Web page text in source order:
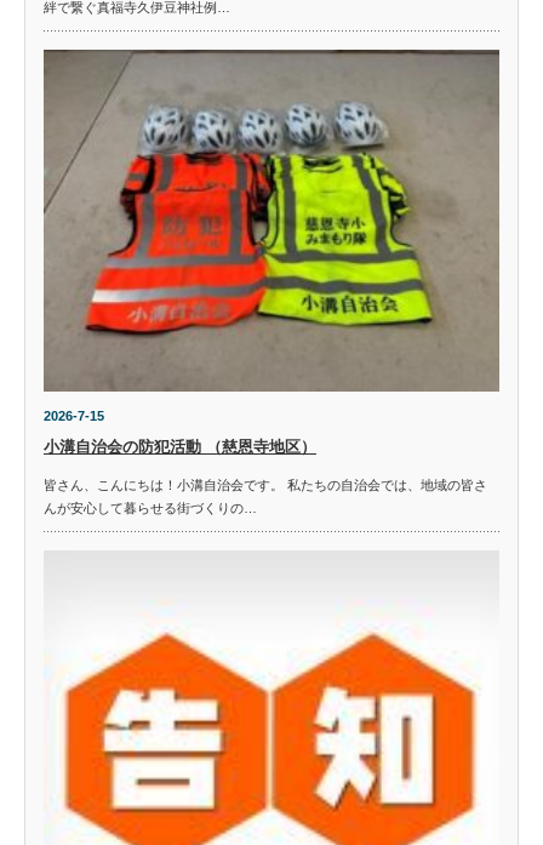
絆で繋ぐ真福寺久伊豆神社例…
2026-7-15
小溝自治会の防犯活動 （慈恩寺地区）
皆さん、こんにちは！小溝自治会です。 私たちの自治会では、地域の皆さ
んが安心して暮らせる街づくりの…